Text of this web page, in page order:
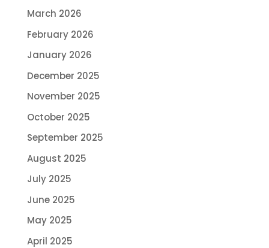
March 2026
February 2026
January 2026
December 2025
November 2025
October 2025
September 2025
August 2025
July 2025
June 2025
May 2025
April 2025